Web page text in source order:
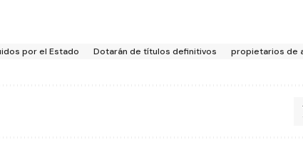
por el Estado Dotarán de títulos definitivos propietarios de